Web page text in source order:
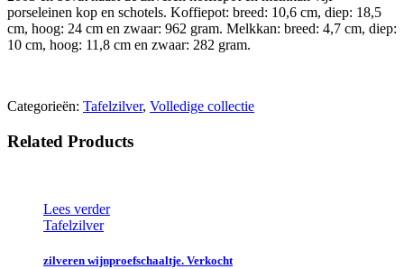
porseleinen kop en schotels. Koffiepot: breed: 10,6 cm, diep: 18,5
cm, hoog: 24 cm en zwaar: 962 gram. Melkkan: breed: 4,7 cm, diep:
10 cm, hoog: 11,8 cm en zwaar: 282 gram.
Categorieën: Tafelzilver, Volledige collectie
Related Products
Lees verder
Tafelzilver
zilveren wijnproefschaaltje. Verkocht